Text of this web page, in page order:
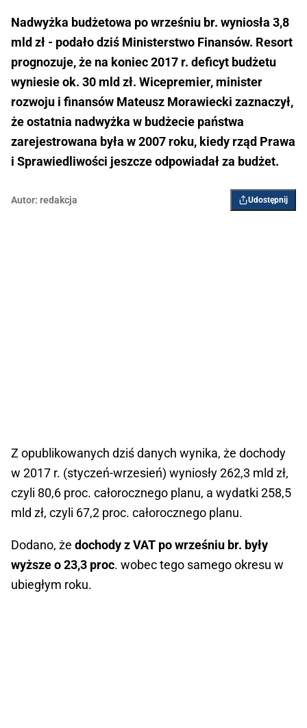
Nadwyżka budżetowa po wrześniu br. wyniosła 3,8
mld zł - podało dziś Ministerstwo Finansów. Resort
prognozuje, że na koniec 2017 r. deficyt budżetu
wyniesie ok. 30 mld zł. Wicepremier, minister
rozwoju i finansów Mateusz Morawiecki zaznaczył,
że ostatnia nadwyżka w budżecie państwa
zarejestrowana była w 2007 roku, kiedy rząd Prawa
i Sprawiedliwości jeszcze odpowiadał za budżet.
Autor: redakcja Udostępnij
Z opublikowanych dziś danych wynika, że dochody
w 2017 r. (styczeń-wrzesień) wyniosły 262,3 mld zł,
czyli 80,6 proc. całorocznego planu, a wydatki 258,5
mld zł, czyli 67,2 proc. całorocznego planu.
Dodano, że dochody z VAT po wrześniu br. były
wyższe o 23,3 proc. wobec tego samego okresu w
ubiegłym roku.